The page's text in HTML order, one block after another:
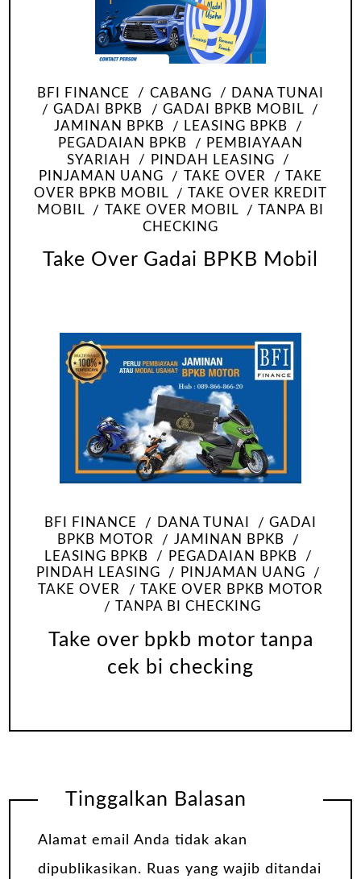
BFI FINANCE CABANG
DANA TUNAI
GADAI BPKB
GADAI BPKB MOBIL
JAMINAN BPKB
LEASING BPKB
PEGADAIAN BPKB
PEMBIAYAAN
SYARIAH
PINDAH LEASING
PINJAMAN UANG
TAKE OVER
TAKE
OVER BPKB MOBIL
TAKE OVER KREDIT
MOBIL
TAKE OVER MOBIL
TANPA BI
CHECKING
Take Over Gadai BPKB Mobil
BFI FINANCE DANA TUNAI
GADAI
BPKB MOTOR
JAMINAN BPKB
LEASING BPKB
PEGADAIAN BPKB
PINDAH LEASING
PINJAMAN UANG
TAKE OVER
TAKE OVER BPKB MOTOR
TANPA BI CHECKING
Take over bpkb motor tanpa
cek bi checking
Tinggalkan Balasan
Alamat email Anda tidak akan
dipublikasikan. Ruas yang wajib ditandai